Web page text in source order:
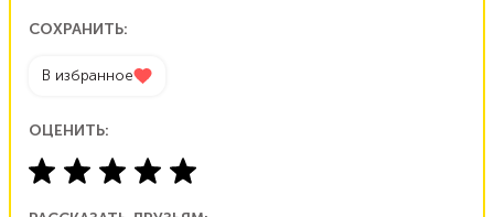
СОХРАНИТЬ:
В избранное
ОЦЕНИТЬ: